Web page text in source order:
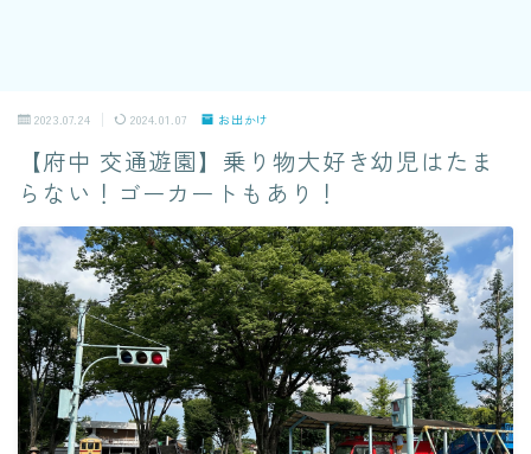
2023.07.24 2024.01.07 お出かけ
【府中 交通遊園】乗り物大好き幼児はたま
らない！ゴーカートもあり！